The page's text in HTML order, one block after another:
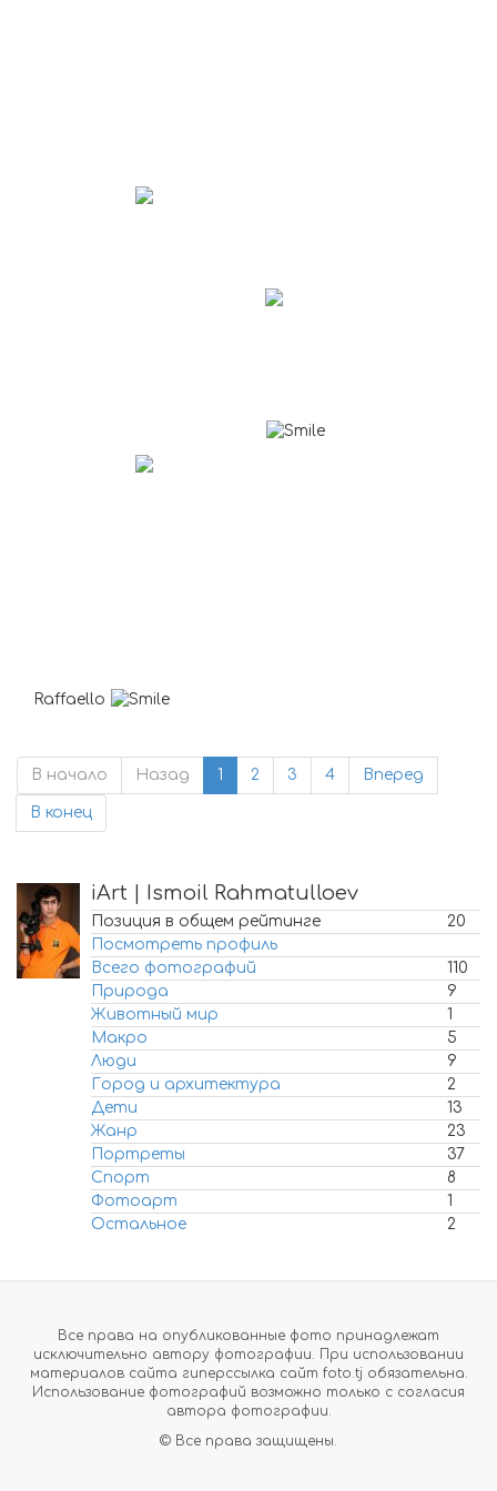
Raffaello
В начало Назад 1 2 3 4 Вперед
В конец
iArt | Ismoil Rahmatulloev
Позиция в общем рейтинге
20
Посмотреть профиль
Всего фотографий
110
Природа
9
Животный мир
1
Макро
5
Люди
9
Город и архитектура
2
Дети
13
Жанр
23
Портреты
37
Спорт
8
Фотоарт
1
Остальное
2
Все права на опубликованные фото принадлежат
исключительно автору фотографии. При использовании
материалов сайта гиперссылка сайт foto.tj обязательна.
Использование фотографий возможно только с согласия
автора фотографии.
© Все права защищены.